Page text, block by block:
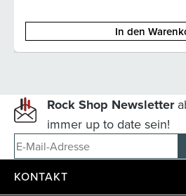
In den
Rock Shop Newsletter
immer up to date sein!
E-
KONTAKT